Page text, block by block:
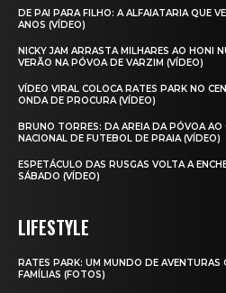
DE PAI PARA FILHO: A ALFAIATARIA QUE
ANOS (VÍDEO)
NICKY JAM ARRASTA MILHARES AO HONI
VERÃO NA PÓVOA DE VARZIM (VÍDEO)
VÍDEO VIRAL COLOCA RATES PARK NO
ONDA DE PROCURA (VÍDEO)
BRUNO TORRES: DA AREIA DA PÓVOA AO
NACIONAL DE FUTEBOL DE PRAIA (VÍDEO)
ESPETÁCULO DAS RUSGAS VOLTA A
SÁBADO (VÍDEO)
LIFESTYLE
RATES PARK: UM MUNDO DE AVENTURAS
FAMÍLIAS (FOTOS)